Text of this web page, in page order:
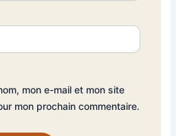
mon e-mail et mon site
mon prochain commentaire.